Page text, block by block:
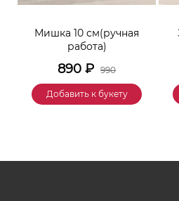
Мишка 10 см(ручная
работа)
890 ₽ 990
Добавить к букету